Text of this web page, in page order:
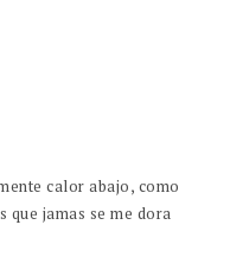
calor abajo, como
que jamas se me dora